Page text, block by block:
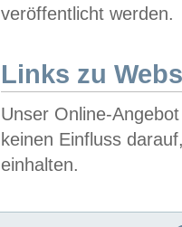
veröffentlicht werden.
Links zu
Unser Online-
keinen Einfluss
einhalten.